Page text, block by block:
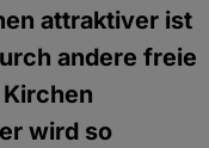
attraktiver ist
andere freie
wird so